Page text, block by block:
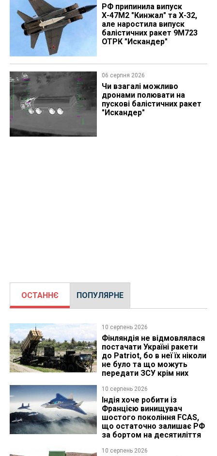
РФ припинила випуск
Х-47М2 "Кинжал" та Х-32,
але наростила випуск
балістичних ракет 9М723
ОТРК "Искандер"
06 серпня 2026
Чи взагалі можливо
дронами полювати на
пускові балістичних ракет
"Искандер"
ОСТАННЄ ПОПУЛЯРНЕ
10 серпень 2026
Фінляндія не відмовлялася
постачати Україні ракети
до Patriot, бо в неї їх ніколи
не було та що можуть
передати ЗСУ крім них
10 серпень 2026
Індія хоче робити із
Францією винищувач
шостого покоління FCAS,
що остаточно залишає РФ
за бортом на десятиліття
10 серпень 2026